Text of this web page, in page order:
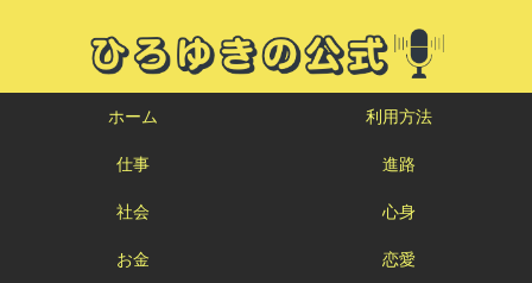
ホーム 利用方法
仕事 進路
社会 心身
お金 恋愛